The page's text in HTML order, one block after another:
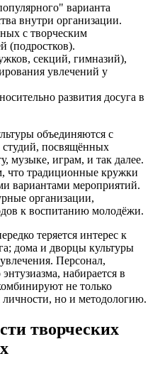
варианта
внутри организации.
с творческим
(подростков).
секций, гимназий),
увлечений у
развития досуга в
объединяются с
посвящённых
музыке, играм, и так далее.
что традиционные кружки
вариантами мероприятий.
организации,
к воспитанию молодёжи.
теряется интерес к
дома и дворцы культуры
Персонал,
набирается в
не только
личности, но и методологию.
творческих